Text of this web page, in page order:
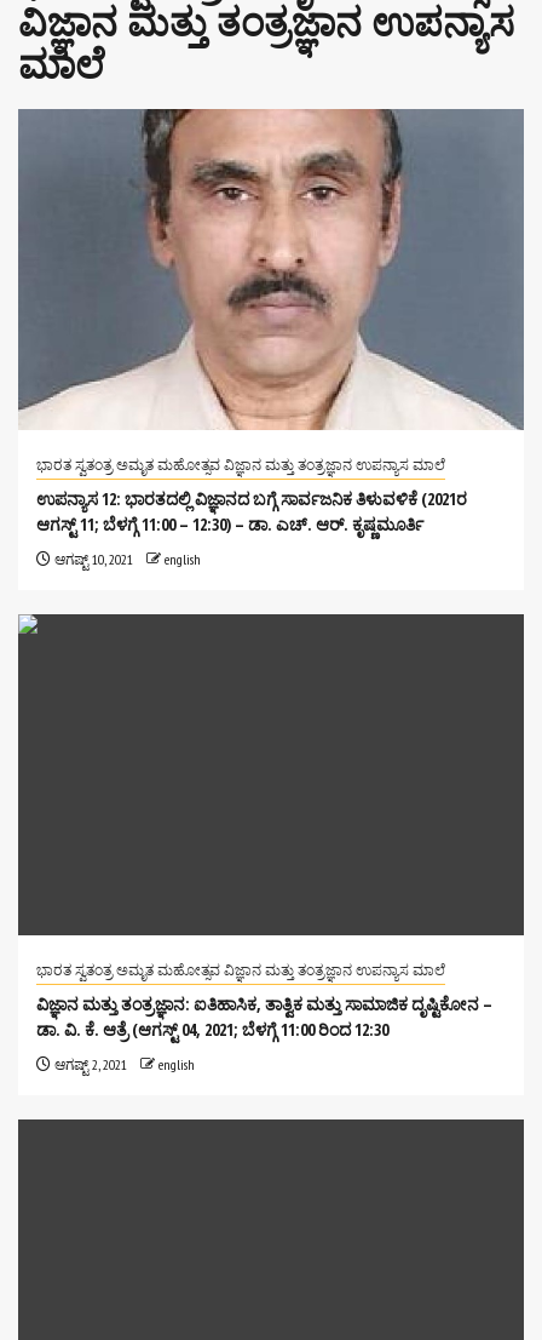
ವಿಜ್ಞಾನ ಮತ್ತು ತಂತ್ರಜ್ಞಾನ ಉಪನ್ಯಾಸ
ಮಾಲೆ
ಭಾರತ ಸ್ವತಂತ್ರ ಅಮೃತ ಮಹೋತ್ಸವ ವಿಜ್ಞಾನ ಮತ್ತು ತಂತ್ರಜ್ಞಾನ ಉಪನ್ಯಾಸ ಮಾಲೆ
ಉಪನ್ಯಾಸ 12: ಭಾರತದಲ್ಲಿ ವಿಜ್ಞಾನದ ಬಗ್ಗೆ ಸಾರ್ವಜನಿಕ ತಿಳುವಳಿಕೆ (2021ರ
ಆಗಸ್ಟ್ 11; ಬೆಳಗ್ಗೆ 11:00 – 12:30) – ಡಾ. ಎಚ್. ಆರ್. ಕೃಷ್ಣಮೂರ್ತಿ
ಆಗಷ್ಟ್ 10, 2021 english
ಭಾರತ ಸ್ವತಂತ್ರ ಅಮೃತ ಮಹೋತ್ಸವ ವಿಜ್ಞಾನ ಮತ್ತು ತಂತ್ರಜ್ಞಾನ ಉಪನ್ಯಾಸ ಮಾಲೆ
ವಿಜ್ಞಾನ ಮತ್ತು ತಂತ್ರಜ್ಞಾನ: ಐತಿಹಾಸಿಕ, ತಾತ್ವಿಕ ಮತ್ತು ಸಾಮಾಜಿಕ ದೃಷ್ಟಿಕೋನ –
ಡಾ. ವಿ. ಕೆ. ಆತ್ರೆ (ಆಗಸ್ಟ್ 04, 2021; ಬೆಳಗ್ಗೆ 11:00 ರಿಂದ 12:30
ಆಗಷ್ಟ್ 2, 2021 english